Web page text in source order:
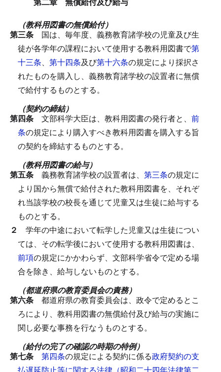
（教科用図書の無償給付）
第三条 国は、毎年度、義務教育諸学校の児童及び生
徒が各学年の課程において使用する教科用図書で第
十三条、 第十四条及び第十六条の規定により採択さ
れたものを購入し、義務教育諸学校の設置者に無償
で給付するものとする。
（契約の締結）
第四条 文部科学大臣は、教科用図書の発行者と、 前
条の規定により購入すべき教科用図書を購入する旨
の契約を締結するものとする。
（教科用図書の給与）
第五条 義務教育諸学校の設置者は、 第三条の規定に
より国から無償で給付された教科用図書を、それぞ
れ当該学校の校長を通じて児童又は生徒に給与する
ものとする。
２ 学年の中途において転学した児童又は生徒につい
ては、その転学後において使用する教科用図書は、
前項の規定にかかわらず、文部科学省令で定める場
合を除き、給与しないものとする。
（都道府県の教育委員会の責務）
第六条 都道府県の教育委員会は、政令で定めるとこ
ろにより、教科用図書の無償給付及び給与の実施に
関し必要な事務を行なうものとする。
（給付の完了の確認の時期の特例）
第七条 第四条の規定による契約に係る政府契約の支